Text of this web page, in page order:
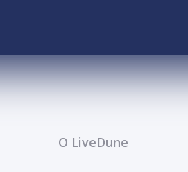
О LiveDune